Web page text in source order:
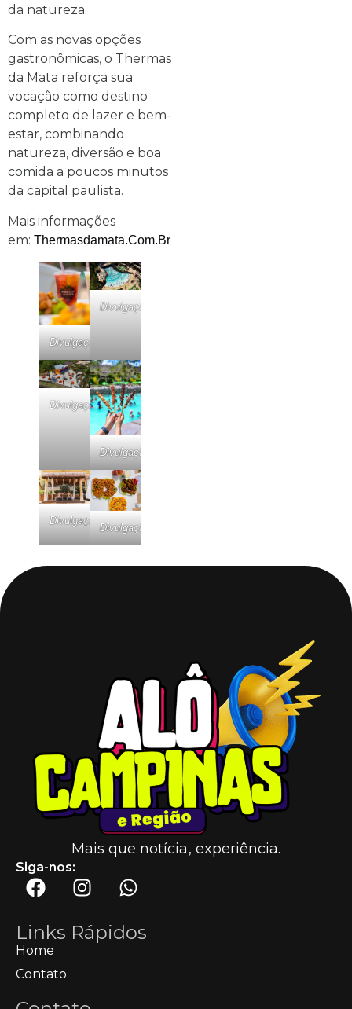
da natureza.
Com as novas opções
gastronômicas, o Thermas
da Mata reforça sua
vocação como destino
completo de lazer e bem-
estar, combinando
natureza, diversão e boa
comida a poucos minutos
da capital paulista.
Mais informações
em: Thermasdamata.com.br
Divulgação
Divulgação
Divulgação
Divulgação
Divulgação
Divulgação
Mais que notícia, experiência.
Siga-nos:
Links Rápidos
Home
Contato